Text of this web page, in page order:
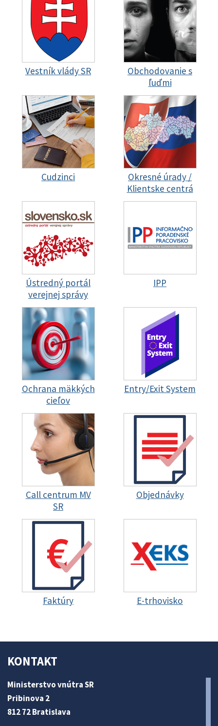
Vestník vlády SR
Obchodovanie s
ľuďmi
Cudzinci
Okresné úrady /
Klientske centrá
Ústredný portál
verejnej správy
IPP
Ochrana mäkkých
cieľov
Entry/Exit System
Call centrum MV
SR
Objednávky
Faktúry E-trhovisko
KONTAKT
Ministerstvo vnútra SR
Pribinova 2
812 72 Bratislava